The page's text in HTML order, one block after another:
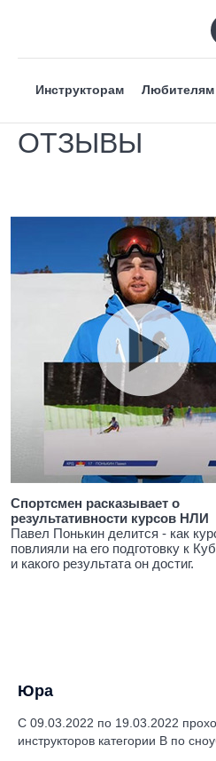
Инструкторам Любителям
ОТЗЫВЫ
Спортсмен расказывает о
результативности курсов НЛИ
Павел Понькин делится - как
повлияли на его подготовку к
и какого результата он достиг.
Юра
С 09.03.2022 по 19.03.2022
инструкторов категории В по